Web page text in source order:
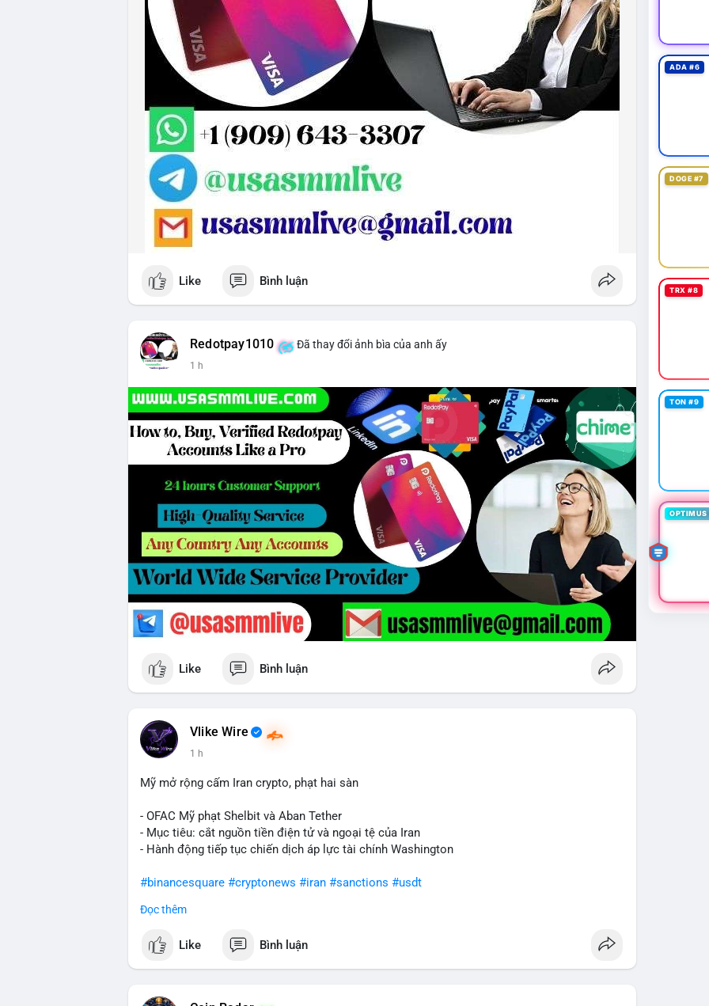
Like Bình luận
Redotpay1010 Đã thay đổi ảnh bìa của anh ấy
1 h
Like Bình luận
Vlike Wire
1 h
Mỹ mở rộng cấm Iran crypto, phạt hai sàn
- OFAC Mỹ phạt Shelbit và Aban Tether
- Mục tiêu: cắt nguồn tiền điện tử và ngoại tệ của Iran
- Hành động tiếp tục chiến dịch áp lực tài chính Washington
#binancesquare #cryptonews #iran #sanctions #usdt
$usdt
#vlikevn #titanbot
Đọc thêm
Like Bình luận
ADA #6
DOGE #7
TRX #8
TON #9
OPTIMUS